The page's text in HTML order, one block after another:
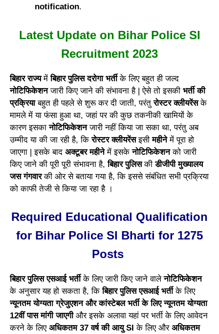
notification.
Latest Update on Bihar Police SI
Recruitment 2023
बिहार राज्यमेंबिहार पुलिस दरोगा भर्तीके लिए बहुत ही जल्द
नोटिफिकेशनजारी किए जाने की संभावना है | ऐसे तो इसकी भर्ती की
प्रक्रियाबहुत ही पहले से शुरू कर दी जाती, परंतुरोस्टर क्लीयरेंसके
मामले में या फंसा हुआ था, जहां पर की कुछ तकनीकी खामियों के
कारण इसकानोटिफिकेशनजारी नहीं किया जा सका था, परंतु अब
उम्मीद या की जा रही है, किरोस्टर क्लीयरेंसइसीमहीनेमें पूरा हो
जाएगा | इसके बाद अक्टूबर महीनेमें इसकेनोटिफिकेशनको जारी
किए जाने की पूरी पूरी संभावना है,बिहार पुलिसकीडीजीपी मुख्यालय
जस गंगवारकी ओर से बताया गया है, कि इससे संबंधित सभी प्रक्रिया
को काफी तेजी से किया जा रहा है ।
Required Educational Qualification
for Bihar Police SI Bharti for 1275
Posts
बिहार पुलिस एसआई भर्तीके लिए जारी किए जाने वालेनोटिफिकेशन
के अनुसार यह हो सकता है, किबिहार पुलिस एसआई भर्तीके लिए
न्यूनतम योग्यता ग्रेजुएशन और कांस्टेबल भर्ती के लिए न्यूनतम योग्यता
12वीं पास मांगी जाएगी और इसके अलावा यहां पर भर्ती के लिए आवेदन
करने के लिए अधिकतम 37 वर्ष की आयु SIके लिए और अधिकतम